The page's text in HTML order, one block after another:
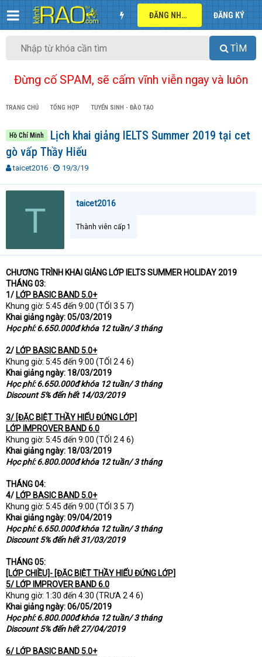
ĐĂNG NHẬP ĐĂNG KÝ
TÌM
Đừng cố SPAM, sẽ cấm vĩnh viễn ngay và luôn
TRANG CHỦ TỔNG HỢP TUYỂN SINH - ĐÀO TẠO
Hồ Chí Minh
Lịch khai giảng IELTS Summer 2019 tại cet
gò vấp Thầy Hiếu
T
r
a
t
e
r
taicet2016
N
à
19/3/19
T taicet2016
Thành viên cấp 1
CHƯƠNG TRÌNH KHAI GIẢNG LỚP IELTS SUMMER HOLIDAY 2019
THÁNG 03:
1/ LỚP BASIC BAND 5.0+
Khung giờ: 5:45 đến 9:00 (TỐI 3 5 7)
Khai giảng ngày: 05/03/2019
Học phí: 6.650.000đ khóa 12 tuần/ 3 tháng
2/ LỚP BASIC BAND 5.0+
Khung giờ: 5:45 đến 9:00 (TỐI 2 4 6)
Khai giảng ngày: 18/03/2019
Học phí: 6.650.000đ khóa 12 tuần/ 3 tháng
Discount 5% đến hết 14/03/2019
3/ [ĐẶC BIỆT THẦY HIẾU ĐỨNG LỚP]
LỚP IMPROVER BAND 6.0
Khung giờ: 5:45 đến 9:00 (TỐI 2 4 6)
Khai giảng ngày: 18/03/2019
Học phí: 6.800.000đ khóa 12 tuần/ 3 tháng
THÁNG 04:
4/ LỚP BASIC BAND 5.0+
Khung giờ: 5:45 đến 9:00 (TỐI 3 5 7)
Khai giảng ngày: 09/04/2019
Học phí: 6.650.000đ khóa 12 tuần/ 3 tháng
Discount 5% đến hết 31/03/2019
THÁNG 05:
[LỚP CHIỀU]- [ĐẶC BIỆT THẦY HIẾU ĐỨNG LỚP]
5/ LỚP IMPROVER BAND 6.0
Khung giờ: 1:30 đến 4:30 (TRƯA 2 4 6)
Khai giảng ngày: 06/05/2019
Học phí: 6.800.000đ khóa 12 tuần/ 3 tháng
Discount 5% đến hết 27/04/2019
6/ LỚP BASIC BAND 5.0+